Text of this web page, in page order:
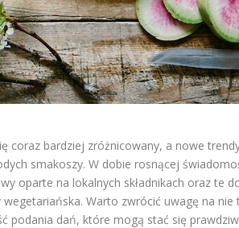
coraz bardziej zróżnicowany, a nowe
smakoszy. W dobie rosnącej
oparte na lokalnych składnikach oraz te
Warto zwrócić uwagę na nie
podania dań, które mogą stać się